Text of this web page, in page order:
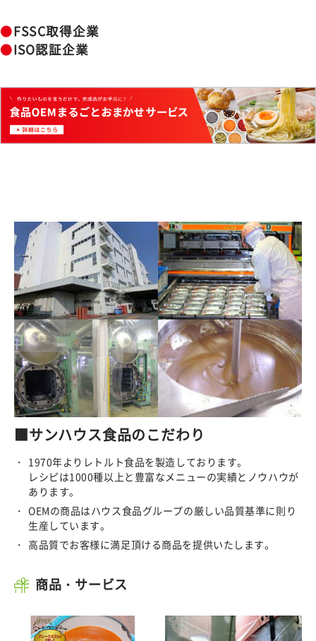
●FSSC取得企業
●ISO認証企業
■サンハウス食品のこだわり
1970年よりレトルト食品を製造しております。
レシピは1000種以上と豊富なメニューの実績とノウハウが
あります。
OEMの商品はハウス食品グループの厳しい品質基準に則り
生産しています。
高品質でお客様に満足頂ける商品を提供いたします。
商品・サービス